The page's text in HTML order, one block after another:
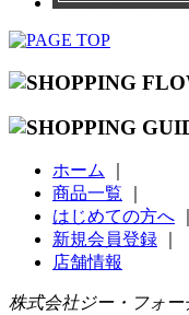
ホーム
商品一覧
はじめての方へ
新規会員登録
店舗情報
株式会社ジー・フォ